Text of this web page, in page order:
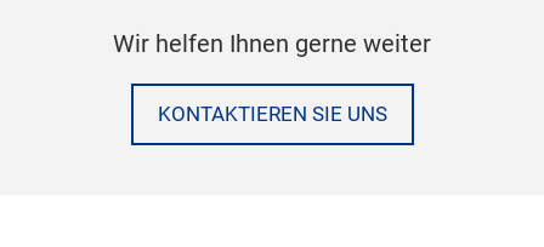
Wir helfen Ihnen gerne weiter
KONTAKTIEREN SIE UNS